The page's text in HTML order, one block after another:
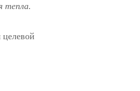
тепла.
целевой